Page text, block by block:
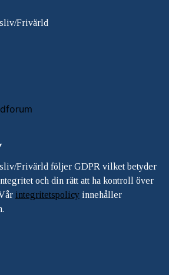
Frivärld
Frivärld följer GDPR vilket betyder
och din rätt att ha kontroll över
integritetspolicy innehåller